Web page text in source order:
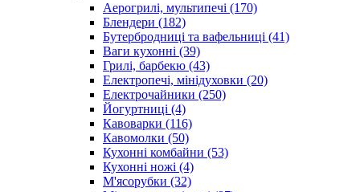
Аерогрилі, мультипечі (170)
Блендери (182)
Бутербродниці та вафельниці (41)
Ваги кухонні (39)
Грилі, барбекю (43)
Електропечі, мінідуховки (20)
Електрочайники (250)
Йогуртниці (4)
Кавоварки (116)
Кавомолки (50)
Кухонні комбайни (53)
Кухонні ножі (4)
М'ясорубки (32)